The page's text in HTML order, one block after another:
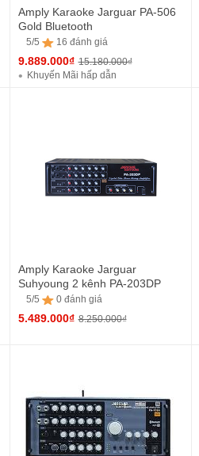
Amply Karaoke Jarguar PA-506
Gold Bluetooth
5/5 16 đánh giá
9.889.000₫ 15.180.000₫
Khuyến Mãi hấp dẫn
Amply Karaoke Jarguar
Suhyoung 2 kênh PA-203DP
(2CHx100W)
5/5 0 đánh giá
5.489.000₫ 8.250.000₫